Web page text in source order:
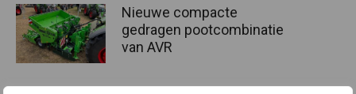
Nieuwe compacte
gedragen pootcombinatie
van AVR